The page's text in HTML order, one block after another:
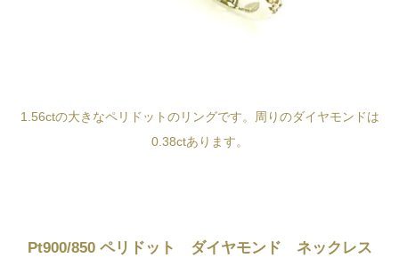
1.56ctの大きなペリドットのリングです。周りのダイヤモンドは
0.38ctあります。
Pt900/850 ペリドット ダイヤモンド ネックレス